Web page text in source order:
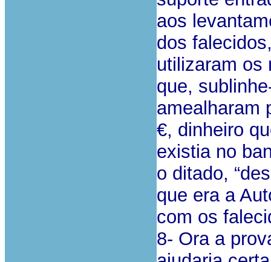
aos
dos
utilizaram os
que,
amealharam
€, dinheiro
existia no
o ditado,
que era a
com os
8- Ora a